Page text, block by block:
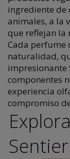
ingrediente de
animales, a la
que reflejan la
Cada perfume
naturalidad,
impresionante
componentes
experiencia
compromiso
Sentier